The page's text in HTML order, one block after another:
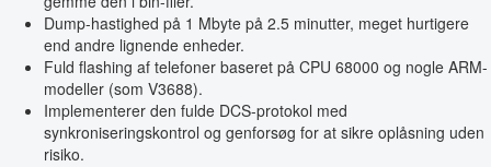
Dump-hastighed på 1 Mbyte på 2.5 minutter, meget hurtigere
end andre lignende enheder.
Fuld flashing af telefoner baseret på CPU 68000 og nogle ARM-
modeller (som V3688).
Implementerer den fulde DCS-protokol med
synkroniseringskontrol og genforsøg for at sikre oplåsning uden
risiko.